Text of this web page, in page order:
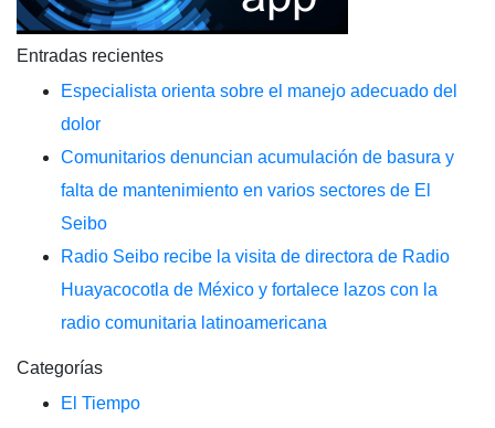
Entradas recientes
Especialista orienta sobre el manejo adecuado del
dolor
Comunitarios denuncian acumulación de basura y
falta de mantenimiento en varios sectores de El
Seibo
Radio Seibo recibe la visita de directora de Radio
Huayacocotla de México y fortalece lazos con la
radio comunitaria latinoamericana
Categorías
El Tiempo